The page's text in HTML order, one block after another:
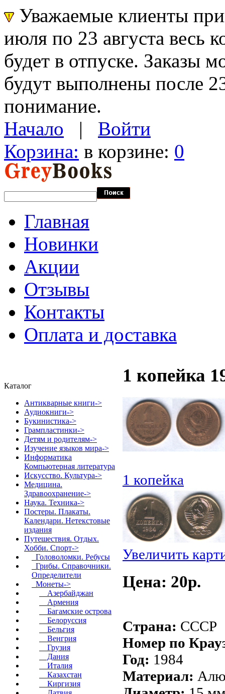
Уважаемые клиенты
июля по 23 августа весь
будет в отпуске. Заказы
будут выполнены после
понимание.
Начало | Войти
Корзина: в корзине: 0
Главная
Новинки
Акции
Отзывы
Контакты
Оплата и доставка
Каталог
Антикварные книги->
Аудиокниги->
Букинистика->
Грампластинки->
Детям и родителям->
Изучение языков мира->
Информатика
Компьютерная литература
Искусство. Культура->
Медицина.
Здравоохранение->
Наука. Техника->
Постеры. Плакаты.
Календари. Нетекстовые
издания
Путешествия. Отдых.
Хобби. Спорт->
Головоломки. Ребусы
Грибы. Справочники.
Определители
Монеты->
Азербайджан
Армения
Багамские острова
Белоруссия
Бельгия
Венгрия
Грузия
Дания
Италия
Казахстан
Киргизия
1 копейка
1 копейка
Увеличить
Цена: 20p.
Страна: СССР
Номер по
Год: 1984
Материал: